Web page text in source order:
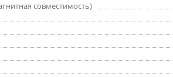
совместимость)